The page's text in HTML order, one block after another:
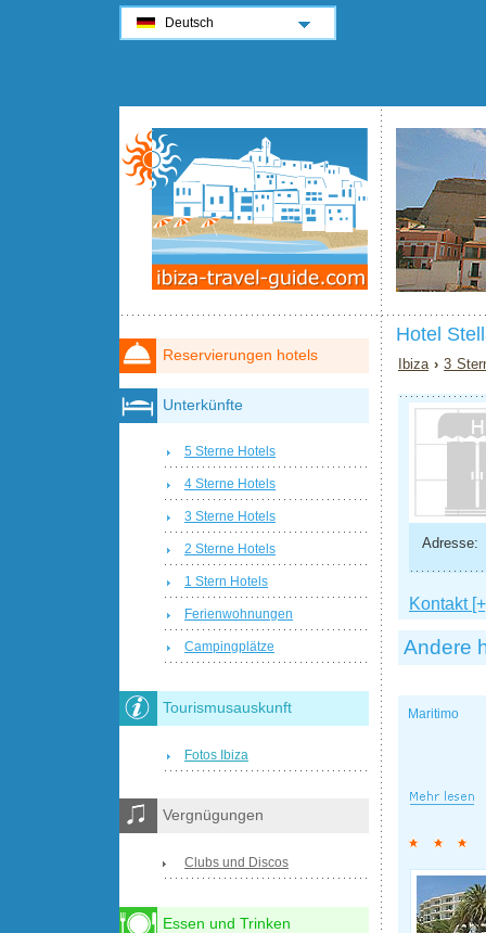
Hotel
Ibiza ›3
Adresse:
Kontakt
Andere
Maritimo
Reservierungen hotels
Unterkünfte
5 Sterne Hotels
4 Sterne Hotels
3 Sterne Hotels
2 Sterne Hotels
1 Stern Hotels
Ferienwohnungen
Campingplätze
Tourismusauskunft
Fotos Ibiza
Vergnügungen
Clubs und Discos
Essen und Trinken
Deutsch